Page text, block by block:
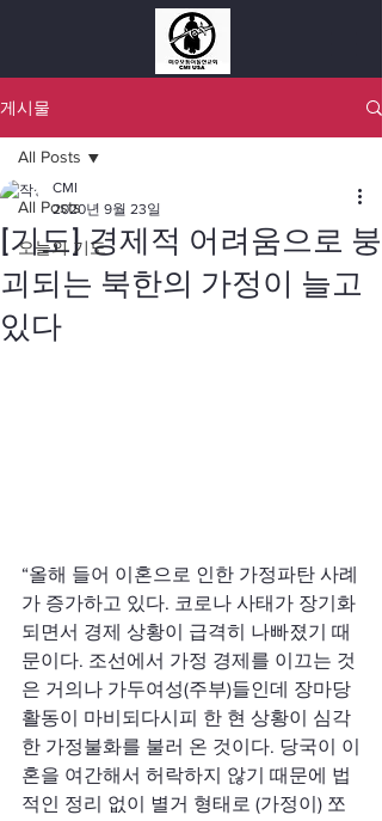
게시물
All Posts
오늘의 기도
All Posts
[기도] 경제적 어려움으로 붕
괴되는 북한의 가정이 늘고
있다
CMI
2020년 9월 23일
“올해 들어 이혼으로 인한 가정파탄 사례
가 증가하고 있다. 코로나 사태가 장기화
되면서 경제 상황이 급격히 나빠졌기 때
문이다. 조선에서 가정 경제를 이끄는 것
은 거의나 가두여성(주부)들인데 장마당
활동이 마비되다시피 한 현 상황이 심각
한 가정불화를 불러 온 것이다. 당국이 이
혼을 여간해서 허락하지 않기 때문에 법
적인 정리 없이 별거 형태로 (가정이) 쪼